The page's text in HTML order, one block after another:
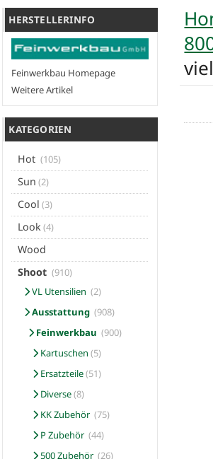
HERSTELLERINFO
Feinwerkbau Homepage
Weitere Artikel
KATEGORIEN
Hot (105)
Sun (2)
Cool (3)
Look(4)
Wood
Shoot (910)
VL Utensilien (2)
Ausstattung (908)
Feinwerkbau (900)
Kartuschen (5)
Ersatzteile(51)
Diverse(8)
KK Zubehör (75)
P Zubehör (44)
500 Zubehör (26)